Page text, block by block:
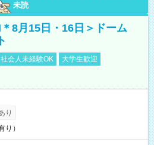
未読
8月15日・16日＞ドーム
社会人未経験OK
大学生歓迎
り
り）